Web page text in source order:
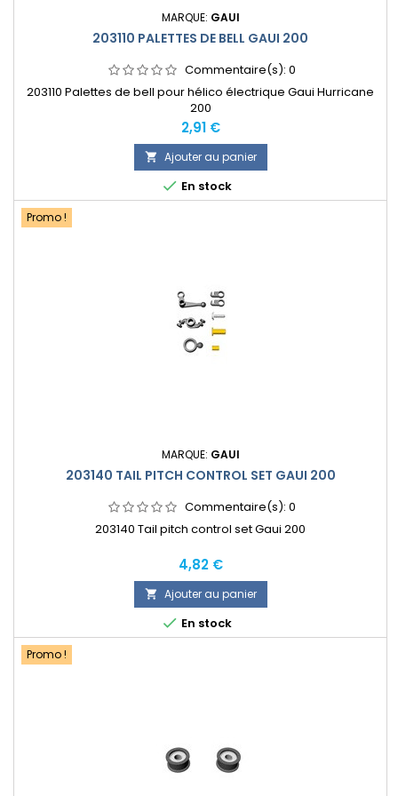
MARQUE: GAUI
203110 PALETTES DE BELL GAUI 200
Commentaire(s): 0
203110 Palettes de bell pour hélico électrique Gaui Hurricane
200
Prix
2,91 €
 Ajouter au panier
 En stock
Promo !
MARQUE: GAUI
203140 TAIL PITCH CONTROL SET GAUI 200
Commentaire(s): 0
203140 Tail pitch control set Gaui 200
Prix
4,82 €
 Ajouter au panier
 En stock
Promo !